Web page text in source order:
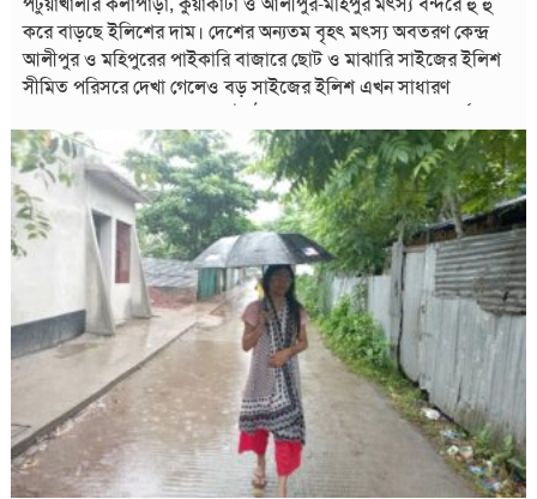
করে বাড়ছে ইলিশের দাম। দেশের অন্যতম বৃহৎ মৎস্য অবতরণ কেন্দ্র
আলীপুর ও মহিপুরের পাইকারি বাজারে ছোট ও মাঝারি সাইজের ইলিশ
সীমিত পরিসরে দেখা গেলেও বড় সাইজের ইলিশ এখন সাধারণ
৯০০ থেকে ১১০০ গ্রামের ইলিশ প্রতি মণ বিক্রি হচ্ছে ১ লাখ ১০ হাজার
থেকে ১ লাখ ২০ হাজার টাকা দরে। এছাড়া ৭০০-৮০০ গ্রামের ইলিশ ৮০
থেকে ৯০ হাজার টাকা, ৪০০-৬০০ গ্রামের ইলিশ ৬০ থেকে ৭০ হাজার
টাকা এবং ছোট সাইজের জাটকা ইলিশ ৩০ থেকে ৩৫ হাজার